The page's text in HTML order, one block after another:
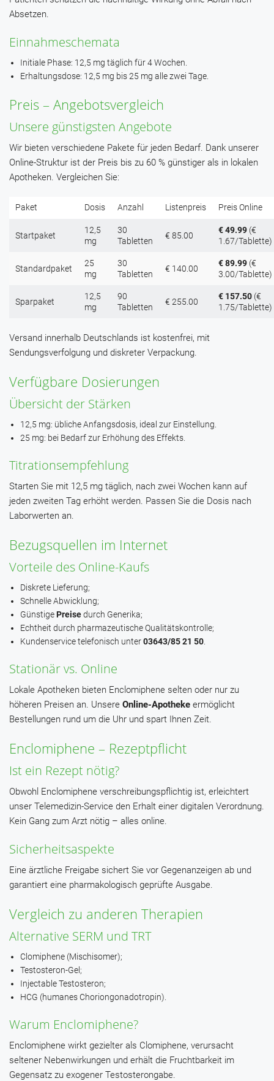
Absetzen.
Einnahmeschemata
Initiale Phase: 12,5 mg täglich für 4 Wochen.
Erhaltungsdose: 12,5 mg bis 25 mg alle zwei Tage.
Preis – Angebotsvergleich
Unsere günstigsten Angebote
Wir bieten verschiedene Pakete für jeden Bedarf. Dank unserer
Online-Struktur ist der Preis bis zu 60 % günstiger als in lokalen
Apotheken. Vergleichen Sie:
Paket Dosis Anzahl Listenpreis Preis Online
Startpaket
12,5
mg
30
Tabletten
€ 85.00
€ 49.99 (€
1.67/Tablette)
Standardpaket
25
mg
30
Tabletten
€ 140.00
€ 89.99 (€
3.00/Tablette)
Sparpaket
12,5
mg
90
Tabletten
€ 255.00
€ 157.50 (€
1.75/Tablette)
Versand innerhalb Deutschlands ist kostenfrei, mit
Sendungsverfolgung und diskreter Verpackung.
Verfügbare Dosierungen
Übersicht der Stärken
12,5 mg: übliche Anfangsdosis, ideal zur Einstellung.
25 mg: bei Bedarf zur Erhöhung des Effekts.
Titrationsempfehlung
Starten Sie mit 12,5 mg täglich, nach zwei Wochen kann auf
jeden zweiten Tag erhöht werden. Passen Sie die Dosis nach
Laborwerten an.
Bezugsquellen im Internet
Vorteile des Online-Kaufs
Diskrete Lieferung;
Schnelle Abwicklung;
GünstigePreisedurch Generika;
Echtheit durch pharmazeutische Qualitätskontrolle;
Kundenservice telefonisch unter03643/85 21 50.
Stationär vs. Online
Lokale Apotheken bieten Enclomiphene selten oder nur zu
höheren Preisen an. Unsere Online-Apotheke ermöglicht
Bestellungen rund um die Uhr und spart Ihnen Zeit.
Enclomiphene – Rezeptpflicht
Ist ein Rezept nötig?
Obwohl Enclomiphene verschreibungspflichtig ist, erleichtert
unser Telemedizin-Service den Erhalt einer digitalen Verordnung.
Kein Gang zum Arzt nötig – alles online.
Sicherheitsaspekte
Eine ärztliche Freigabe sichert Sie vor Gegenanzeigen ab und
garantiert eine pharmakologisch geprüfte Ausgabe.
Vergleich zu anderen Therapien
Alternative SERM und TRT
Clomiphene (Mischisomer);
Testosteron-Gel;
Injectable Testosteron;
HCG (humanes Choriongonadotropin).
Warum Enclomiphene?
Enclomiphene wirkt gezielter als Clomiphene, verursacht
seltener Nebenwirkungen und erhält die Fruchtbarkeit im
Gegensatz zu exogener Testosterongabe.